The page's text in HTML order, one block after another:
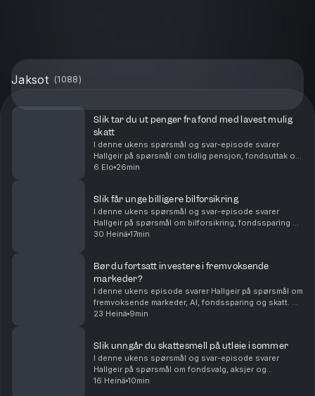
Jaksot (1088)
Slik tar du ut penger fra fond med lavest mulig
skatt
I denne ukens spørsmål og svar-episode svarer
Hallgeir på spørsmål om tidlig pensjon, fondsuttak og
langsiktig sparing. Du får blant annet høre om: Hvor
6 Elo 26min
Slik får unge billigere bilforsikring
I denne ukens spørsmål og svar-episode svarer
Hallgeir på spørsmål om bilforsikring, fondssparing og
familieøkonomi. Du får blant annet høre om: Hvordan
30 Heinä 17min
Bør du fortsatt investere i fremvoksende
markeder?
I denne ukens episode svarer Hallgeir på spørsmål om
fremvoksende markeder, AI, fondssparing og skatt. Du
får blant annet høre om: • Hvorfor fremvoksende
23 Heinä 9min
Slik unngår du skattesmell på utleie i sommer
I denne ukens spørsmål og svar-episode svarer
Hallgeir på spørsmål om fondsvalg, aksjer og
skatteregler for utleie. Du får blant annet høre om: •
16 Heinä 10min